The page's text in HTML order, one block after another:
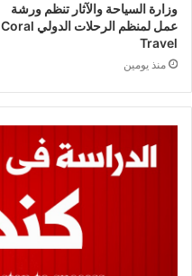
وزارة السياحة والآثار تنظم ورشة
عمل لمنظم الرحلات الدولي Coral
Travel
منذ يومين